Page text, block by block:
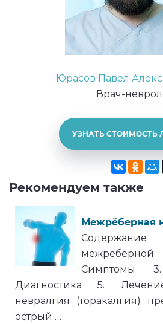
Юрасов Павел
Врач-
УЗНАТЬ СТОИМОСТЬ
Рекомендуем также
Межрёберная
Симптомы
Диагностика 5.
невралгия (торакалгия)
острый …